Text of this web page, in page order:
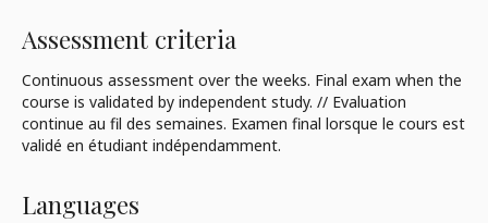
Assessment criteria
Continuous assessment over the weeks. Final exam when the
course is validated by independent study. // Evaluation
continue au fil des semaines. Examen final lorsque le cours est
validé en étudiant indépendamment.
Languages